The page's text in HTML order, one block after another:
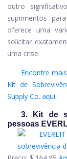
outro
suprimentos
oferece uma
solicitar
uma crise.
Encontre
Kit de
Supply Co. aqui.
3. Kit de
pessoas